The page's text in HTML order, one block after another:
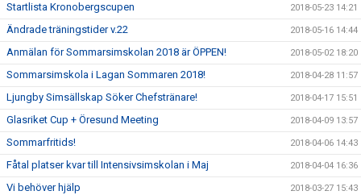
Startlista Kronobergscupen 2018-05-23 14:21
Ändrade träningstider v.22 2018-05-16 14:44
Anmälan för Sommarsimskolan 2018 är ÖPPEN! 2018-05-02 18:20
Sommarsimskola i Lagan Sommaren 2018! 2018-04-28 11:57
Ljungby Simsällskap Söker Chefstränare! 2018-04-17 15:51
Glasriket Cup + Öresund Meeting 2018-04-09 13:57
Sommarfritids! 2018-04-06 14:43
Fåtal platser kvar till Intensivsimskolan i Maj 2018-04-04 16:36
Vi behöver hjälp 2018-03-27 15:43